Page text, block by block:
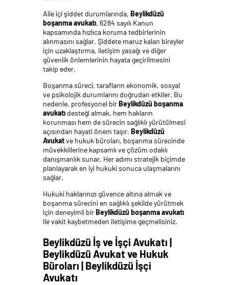
Aile içi şiddet durumlarında, Beylikdüzü
boşanma avukatı, 6284 sayılı Kanun
kapsamında hızlıca koruma tedbirlerinin
alınmasını sağlar. Şiddete maruz kalan bireyler
için uzaklaştırma, iletişim yasağı ve diğer
güvenlik önlemlerinin hayata geçirilmesini
takip eder.
Boşanma süreci, tarafların ekonomik, sosyal
ve psikolojik durumlarını doğrudan etkiler. Bu
nedenle, profesyonel birBeylikdüzü boşanma
avukatı desteği almak, hem hakların
korunması hem de sürecin sağlıklı yürütülmesi
açısından hayati önem taşır. Beylikdüzü
Avukatve hukuk büroları, boşanma sürecinde
müvekkillerine kapsamlı ve çözüm odaklı
danışmanlık sunar. Her adımı stratejik biçimde
planlayarak en iyi hukuki sonuca ulaşmalarını
sağlar.
Hukuki haklarınızı güvence altına almak ve
boşanma sürecini en sağlıklı şekilde yürütmek
için deneyimli birBeylikdüzü boşanma avukatı
ile vakit kaybetmeden iletişime geçmelisiniz.
Beylikdüzü İş ve İşçi Avukatı |
Beylikdüzü Avukat ve Hukuk
Büroları | Beylikdüzü İşçi
Avukatı